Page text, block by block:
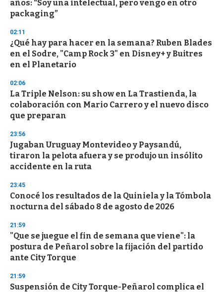
f
3
s
c
o
n
años: “Soy una intelectual, pero vengo en otro
packaging”
02:11
¿Qué hay para hacer en la semana? Ruben Blades
en el Sodre, "Camp Rock 3" en Disney+ y Buitres
en el Planetario
02:06
La Triple Nelson: su show en La Trastienda, la
colaboración con Mario Carrero y el nuevo disco
que preparan
23:56
Jugaban Uruguay Montevideo y Paysandú,
tiraron la pelota afuera y se produjo un insólito
accidente en la ruta
23:45
Conocé los resultados de la Quiniela y la Tómbola
nocturna del sábado 8 de agosto de 2026
21:59
"Que se juegue el fin de semana que viene": la
postura de Peñarol sobre la fijación del partido
ante City Torque
21:59
Suspensión de City Torque-Peñarol complica el